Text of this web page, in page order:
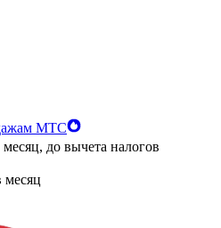
МТС
месяц, до вычета налогов
месяц